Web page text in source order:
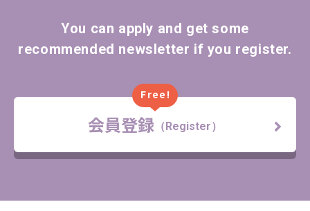
You can apply and get some
recommended newsletter if you register.
Free!
会員登録 （Register）